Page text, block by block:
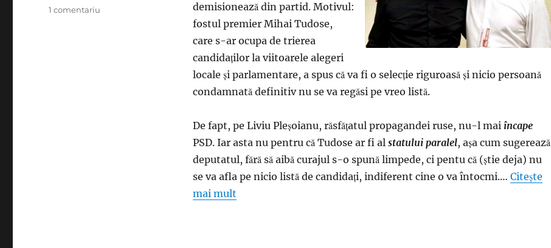
demisionează din partid. Motivul:
fostul premier Mihai Tudose,
care s-ar ocupa de trierea
candidaţilor la viitoarele alegeri
locale şi parlamentare, a spus că va fi o selecţie riguroasă şi nicio persoană
condamnată definitiv nu se va regăsi pe vreo listă.
De fapt, pe Liviu Pleşoianu, răsfăţatul propagandei ruse, nu-l maiîncape
PSD. Iar asta nu pentru că Tudose ar fi al statului paralel, aşa cum sugerează
deputatul, fără să aibă curajul s-o spună limpede, ci pentu că (ştie deja) nu
se va afla pe nicio listă de candidaţi, indiferent cine o va întocmi.… Citește
mai mult
1 comentariu